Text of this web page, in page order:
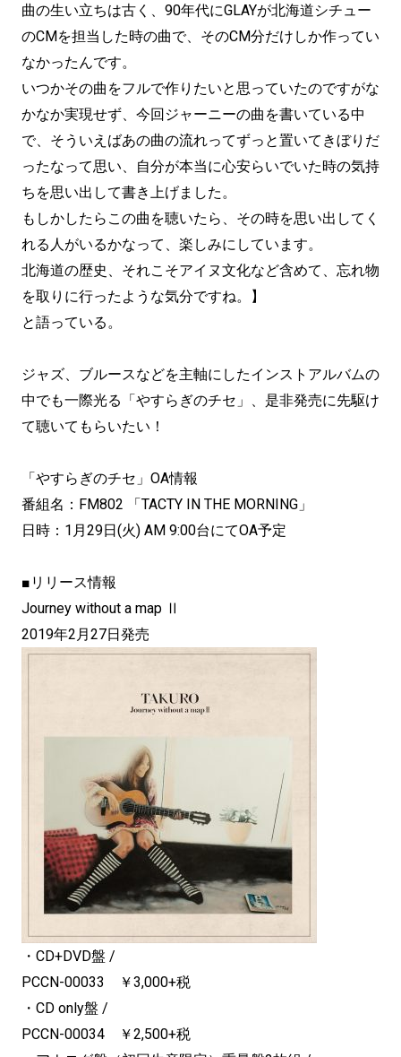
曲の生い立ちは古く、90年代にGLAYが北海道シチュー
のCMを担当した時の曲で、そのCM分だけしか作ってい
なかったんです。
いつかその曲をフルで作りたいと思っていたのですがな
かなか実現せず、今回ジャーニーの曲を書いている中
で、そういえばあの曲の流れってずっと置いてきぼりだ
ったなって思い、自分が本当に心安らいでいた時の気持
ちを思い出して書き上げました。
もしかしたらこの曲を聴いたら、その時を思い出してく
れる人がいるかなって、楽しみにしています。
北海道の歴史、それこそアイヌ文化など含めて、忘れ物
を取りに行ったような気分ですね。】
と語っている。
ジャズ、ブルースなどを主軸にしたインストアルバムの
中でも一際光る「やすらぎのチセ」、是非発売に先駆け
て聴いてもらいたい！
「やすらぎのチセ」OA情報
番組名：FM802 「TACTY IN THE MORNING」
日時：1月29日(火) AM 9:00台にてOA予定
■リリース情報
Journey without a map Ⅱ
2019年2月27日発売
・CD+DVD盤 /
PCCN-00033 ￥3,000+税
・CD only盤 /
PCCN-00034 ￥2,500+税